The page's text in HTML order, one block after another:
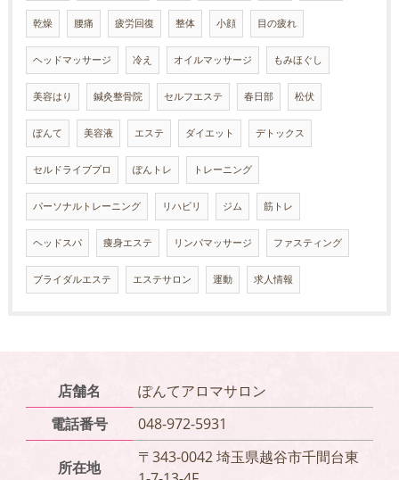
乾燥 腰痛 疲労回復 整体 小顔 目の疲れ
ヘッドマッサージ 冷え オイルマッサージ もみほぐし
美容はり 鍼灸整骨院 セルフエステ 春日部 松伏
ぽんて 美容液 エステ ダイエット デトックス
セルドライブプロ ぽんトレ トレーニング
パーソナルトレーニング リハビリ ジム 筋トレ
ヘッドスパ 痩身エステ リンパマッサージ ファスティング
ブライダルエステ エステサロン 運動 求人情報
店舗名
ぽんてアロマサロン
電話番号
048-972-5931
所在地
〒343-0042 埼玉県越谷市千間台東